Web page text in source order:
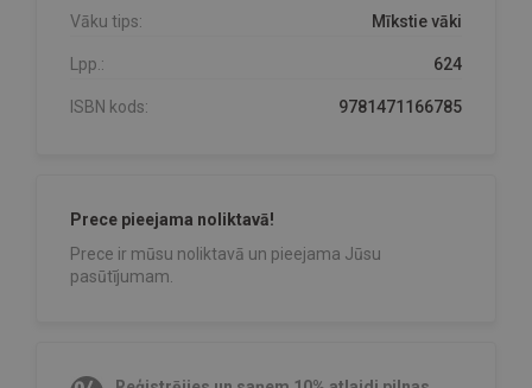
Vāku tips: Mīkstie vāki
Lpp.: 624
ISBN kods: 9781471166785
Prece pieejama noliktavā!
Prece ir mūsu noliktavā un pieejama Jūsu
pasūtījumam.